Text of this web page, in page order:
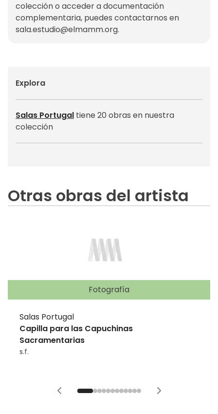
colección o acceder a documentación
complementaria, puedes contactarnos en
sala.estudio@elmamm.org.
Explora
Salas Portugal tiene 20 obras en nuestra
colección
Otras obras del artista
Fotografía
Salas Portugal
Capilla para las Capuchinas
Sacramentarias
s.f.